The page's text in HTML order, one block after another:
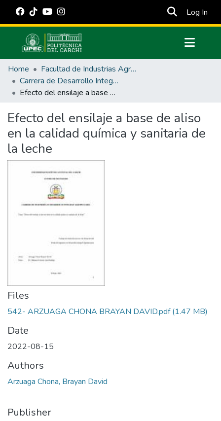
Log In
Communities & Collections
All of DSpace
Statistics
Estadísticas Externas
Manuales
Home
Facultad de Industrias Agropecuarias y Ciencias Ambientales
Carrera de Desarrollo Integral Agropecuario
Efecto del ensilaje a base de aliso en la calidad química y sanitaria de la leche
Efecto del ensilaje a base de aliso
en la calidad química y sanitaria de
la leche
Files
542- ARZUAGA CHONA BRAYAN DAVID.pdf(1.47 MB)
Date
2022-08-15
Authors
Arzuaga Chona, Brayan David
Publisher